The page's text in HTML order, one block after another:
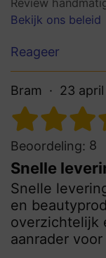
Review
Bekijk ons beleid
Reageer
Bram 23
Beoordeling: 8
Snelle
Snelle
en
overzichtelijk
aanrader